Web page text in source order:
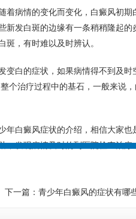
着病情的变化而变化，白癜风初期
新发白斑的边缘有一条稍稍隆起的
斑，有时难以及时辨认。
变白的症状，如果病情得不到及时
个治疗过程中的基石，一般来说
年白癜风症状的介绍，相信大家也
，发现病情及时的到医院检查治疗
下一篇： 青少年白癜风的症状有哪
合肥华夏白癜风预约
在的，请讲！您的白斑在什么